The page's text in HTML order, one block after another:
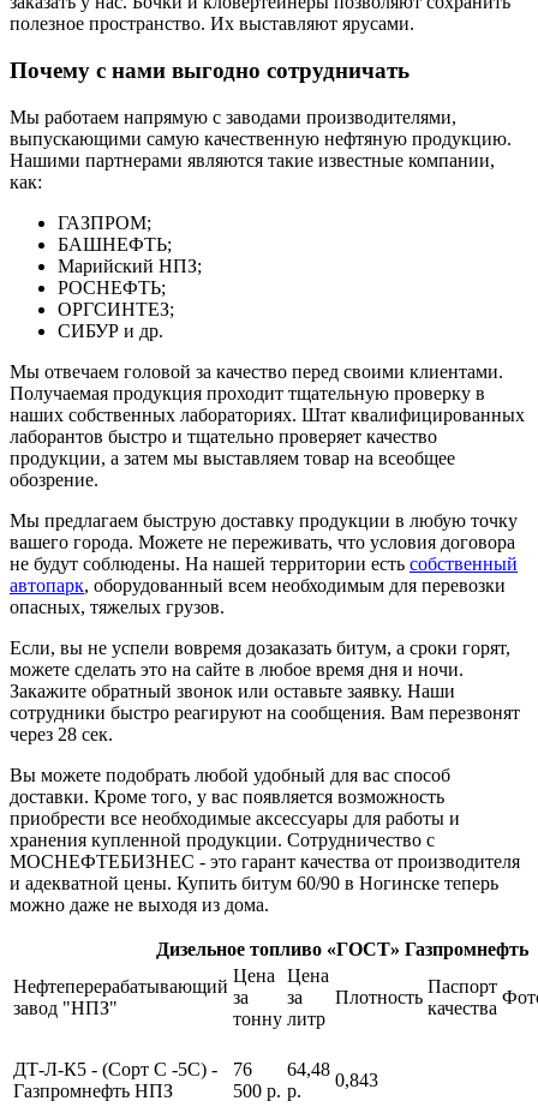
полезное пространство. Их выставляют ярусами.
Почему с нами выгодно сотрудничать
Мы работаем напрямую с заводами производителями,
выпускающими самую качественную нефтяную продукцию.
Нашими партнерами являются такие известные компании,
как:
ГАЗПРОМ;
БАШНЕФТЬ;
Марийский НПЗ;
РОСНЕФТЬ;
ОРГСИНТЕЗ;
СИБУР и др.
Мы отвечаем головой за качество перед своими клиентами.
Получаемая продукция проходит тщательную проверку в
наших собственных лабораториях. Штат квалифицированных
лаборантов быстро и тщательно проверяет качество
продукции, а затем мы выставляем товар на всеобщее
обозрение.
Мы предлагаем быструю доставку продукции в любую точку
вашего города. Можете не переживать, что условия договора
не будут соблюдены. На нашей территории есть собственный
автопарк, оборудованный всем необходимым для перевозки
опасных, тяжелых грузов.
Если, вы не успели вовремя дозаказать битум, а сроки горят,
можете сделать это на сайте в любое время дня и ночи.
Закажите обратный звонок или оставьте заявку. Наши
сотрудники быстро реагируют на сообщения. Вам перезвонят
через 28 сек.
Вы можете подобрать любой удобный для вас способ
доставки. Кроме того, у вас появляется возможность
приобрести все необходимые аксессуары для работы и
хранения купленной продукции. Сотрудничество с
МОСНЕФТЕБИЗНЕС - это гарант качества от производителя
и адекватной цены. Купить битум 60/90 в Ногинске теперь
можно даже не выходя из дома.
Дизельное топливо «ГОСТ» Газпромнефть
Нефтеперерабатывающий
завод "НПЗ"
Цена
за
тонну
Цена
за
литр
Плотность
Паспорт
качества
ДТ-Л-К5 - (Сорт С -5С) -
Газпромнефть НПЗ
76
500 р.
64,48
р.
0,843